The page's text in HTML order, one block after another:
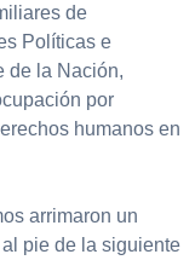
de
Políticas e
de la Nación,
por
humanos en
arrimaron un
pie de la siguiente